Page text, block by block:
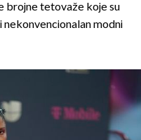
brojne tetovaže koje su
nekonvencionalan modni